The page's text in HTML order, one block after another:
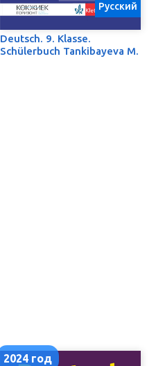
Deutsch. 9. Klasse.
Schülerbuch Tankibayeva M.
Русский
2024 год